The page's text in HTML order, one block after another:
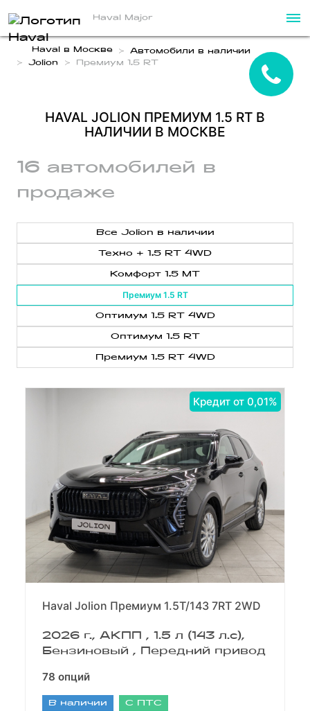
Haval Major
Haval в Москве
Автомобили в наличии
Jolion
Премиум 1.5 RT
HAVAL JOLION ПРЕМИУМ 1.5 RT В
НАЛИЧИИ В МОСКВЕ
16 автомобилей в
продаже
Все Jolion в наличии
Техно + 1.5 RT 4WD
Комфорт 1.5 MT
Премиум 1.5 RT
Оптимум 1.5 RT 4WD
Оптимум 1.5 RT
Премиум 1.5 RT 4WD
Кредит от 0,01%
Haval Jolion Премиум 1.5T/143 7RT 2WD
2026 г., АКПП , 1.5 л (143 л.с),
Бензиновый , Передний привод
78 опций
В наличии С ПТС